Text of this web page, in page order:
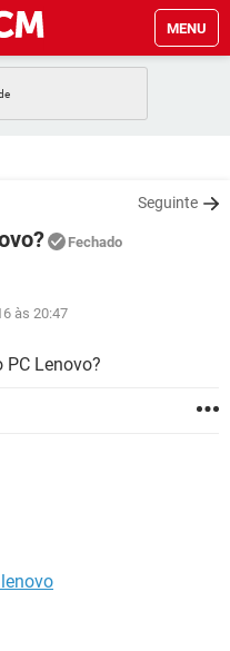
MENU
EXCEL
GMAIL
WHATSAPP
Seguinte
Fechado
às 20:47
Lenovo?